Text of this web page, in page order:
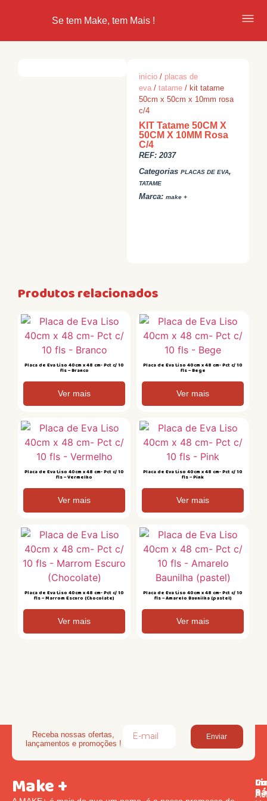
Se tem Make, tem Mais !
início / placas de
eva /tatame / kit tatame
50cm x 50cm x 10mm rosa
c/4
KIT Tatame 50CM X
50CM X 10MM Rosa
C/4
REF:2037
Categorias PLACAS DE EVA,
TATAME
Marca:make +
Produtos relacionados
Placa de Eva Liso 40cm x 48 cm- Pct c/ 10
fls – Branco
Ver mais
Placa de Eva Liso 40cm x 48 cm- Pct c/ 10
fls – Bege
Ver mais
Placa de Eva Liso 40cm x 48 cm- Pct c/ 10
fls – Vermelho
Ver mais
Placa de Eva Liso 40cm x 48 cm- Pct c/ 10
fls – Pink
Ver mais
Placa de Eva Liso 40cm x 48 cm- Pct c/ 10
fls – Marrom Escuro (Chocolate)
Ver mais
Placa de Eva Liso 40cm x 48 cm- Pct c/ 10
fls – Amarelo Baunilha (pastel)
Ver mais
Receba nossas ofertas,
lançamentos e promoções !
Enviar
Make + Av